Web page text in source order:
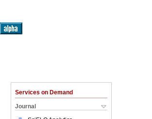
Services on Demand
Journal